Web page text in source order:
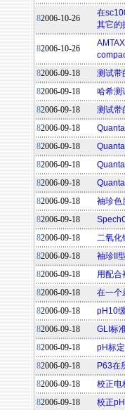
82006-10-26
在
其它的
82006-10-26
82006-09-18
测试带
82006-09-18
哈希测
82006-09-18
测试带
82006-09-18
82006-09-18
82006-09-18
82006-09-18
82006-09-18
袖珍色
82006-09-18
82006-09-18
二氧化
82006-09-18
袖珍II
82006-09-18
用配合
82006-09-18
在一个
82006-09-18
pH10
82006-09-18
GLI标
82006-09-18
pH标
82006-09-18
P63在
82006-09-18
校正电
82006-09-18
校正